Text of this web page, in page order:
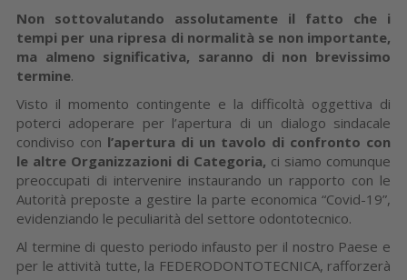
Non sottovalutando assolutamente il fatto che i
tempi per una ripresa di normalità se non importante,
ma almeno significativa, saranno di non brevissimo
termine.
Visto il momento contingente e la difficoltà oggettiva di
poterci adoperare per l’apertura di un dialogo sindacale
condiviso con l’apertura di un tavolo di confronto con
le altre Organizzazioni di Categoria, ci siamo comunque
preoccupati di intervenire instaurando un rapporto con le
Autorità preposte a gestire la parte economica “Covid-19”,
evidenziando le peculiarità del settore odontotecnico.
Al termine di questo periodo infausto per il nostro Paese e
per le attività tutte, la FEDERODONTOTECNICA, rafforzerà